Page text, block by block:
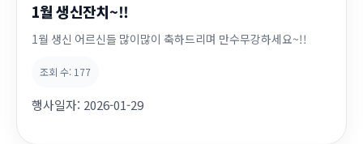
1월 생신잔치~!!
1월 생신 어르신들 많이많이 축하드리며 만수무강하세요~!!
조회 수: 177
행사일자: 2026-01-29